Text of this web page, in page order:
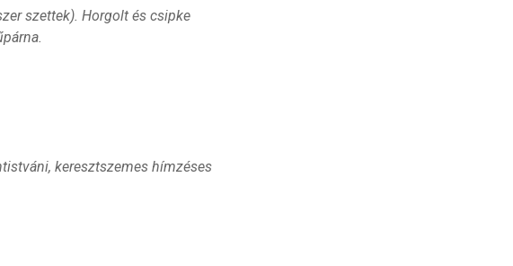
szettek). Horgolt és csipke
keresztszemes hímzéses